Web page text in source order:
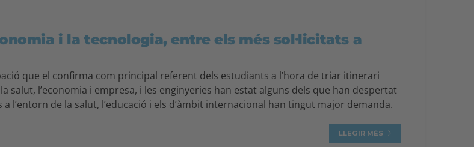
i la tecnologia, entre els més sol·licitats a
que el confirma com principal referent dels estudiants a l’hora de triar itinerari
salut, l’economia i empresa, i les enginyeries han estat alguns dels que han despertat
l’entorn de la salut, l’educació i els d’àmbit internacional han tingut major demanda.
LLEGIR MÉS